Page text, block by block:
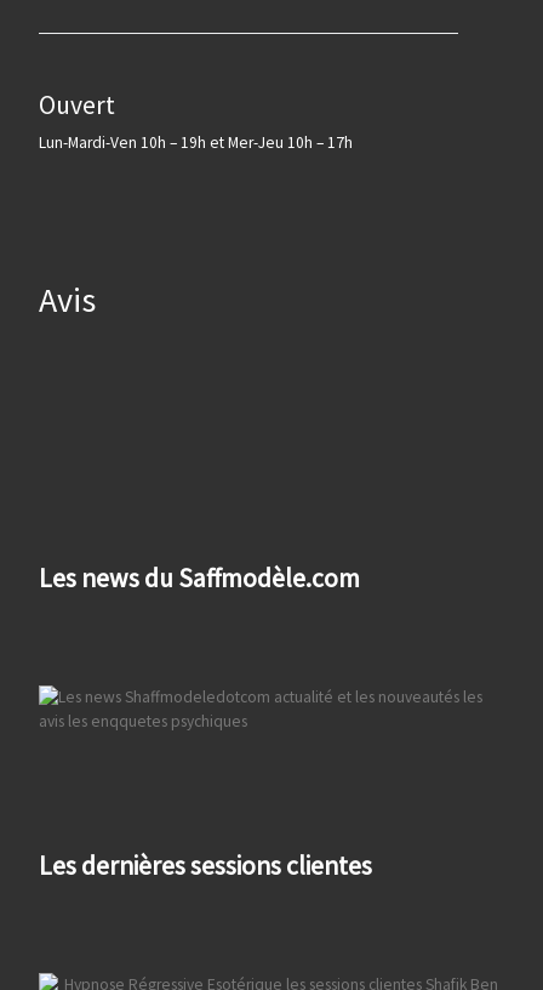
Ouvert
Lun-Mardi-Ven 10h – 19h et Mer-Jeu 10h – 17h
Avis
Les news du Saffmodèle.com
Les dernières sessions clientes